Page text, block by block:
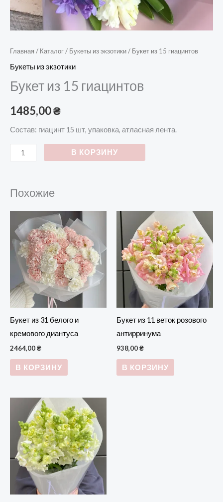
Главная / Каталог/ Букеты из экзотики/ Букет из 15 гиацинтов
Букеты из экзотики
Букет из 15 гиацинтов
1485,00₴
Состав: гиацинт 15 шт, упаковка, атласная лента.
В КОРЗИНУ
Похожие
Букет из 31 белого и
кремового диантуса
2464,00₴
В КОРЗИНУ
Букет из 11 веток розового
антирринума
938,00₴
В КОРЗИНУ